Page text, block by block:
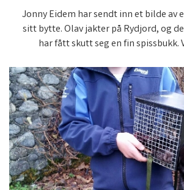
Jonny Eidem har sendt inn et bilde av
sitt bytte. Olav jakter på Rydjord, og
har fått skutt seg en fin spissbukk.